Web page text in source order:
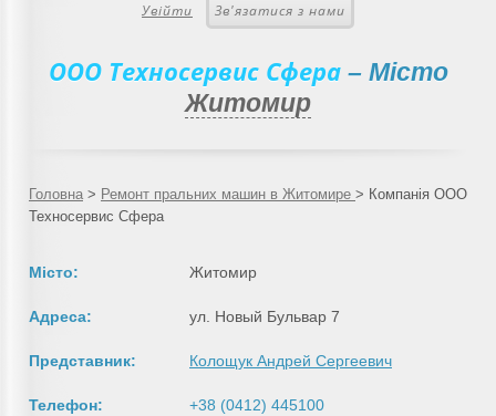
Увійти Зв'язатися з нами
ООО Техносервис Сфера – Місто
Житомир
Головна > Ремонт пральних машин в Житомире > Компанія ООО
Техносервис Сфера
Місто: Житомир
Адреса: ул. Новый Бульвар 7
Представник: Колощук Андрей Сергеевич
Телефон:
+38 (0412) 445100